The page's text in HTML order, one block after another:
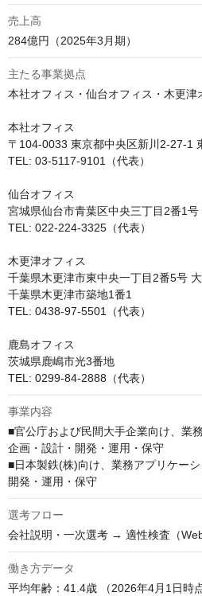
売上高
284億円（2025年3月期）
主たる事業拠点
本社オフィス・仙台オフィス・木更津
本社オフィス
〒104-0033 東京都中央区新川2-27-1
TEL: 03-5117-9101（代表）
仙台オフィス
宮城県仙台市青葉区中央三丁目2番1
TEL: 022-224-3325（代表）
木更津オフィス
千葉県木更津市東中央一丁目2番5号 大
千葉県木更津市築地1番1
TEL: 0438-97-5501（代表）
鹿島オフィス
茨城県鹿嶋市光3番地
TEL: 0299-84-2888（代表）
事業内容
■官公庁および民間大手企業向け、業
企画・設計・開発・運用・保守
■日本製鉄(株)向け、業務アプリケー
開発・運用・保守
選考フロー
会社説明・一次選考 → 適性検査（
働き方データ
平均年齢：41.4歳 （2026年4月1日時点